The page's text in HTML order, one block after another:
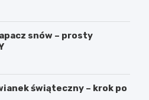
snów – prosty
świąteczny – krok po